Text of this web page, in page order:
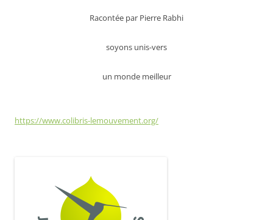
Racontée par Pierre Rabhi
soyons unis-vers
un monde meilleur
https://www.colibris-lemouvement.org/